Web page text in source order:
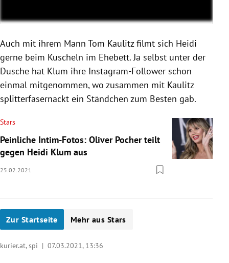
Auch mit ihrem Mann Tom Kaulitz filmt sich Heidi
gerne beim Kuscheln im Ehebett. Ja selbst unter der
Dusche hat Klum ihre Instagram-Follower schon
einmal mitgenommen, wo zusammen mit Kaulitz
splitterfasernackt ein Ständchen zum Besten gab.
Stars
Peinliche Intim-Fotos: Oliver Pocher teilt
gegen Heidi Klum aus
25.02.2021
Zur Startseite Mehr aus Stars
kurier.at, spi | 07.03.2021, 13:36